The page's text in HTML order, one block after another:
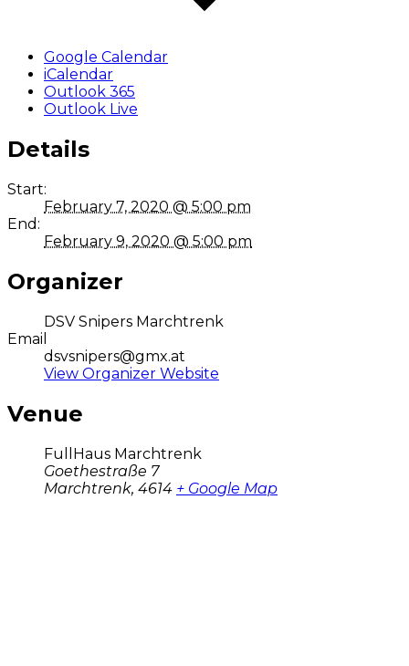
Google Calendar
iCalendar
Outlook 365
Outlook Live
Details
Start:
February 7, 2020 @ 5:00 pm
End:
February 9, 2020 @ 5:00 pm
Organizer
DSV Snipers Marchtrenk
Email
dsvsnipers@gmx.at
View Organizer Website
Venue
FullHaus Marchtrenk
Goethestraße 7
Marchtrenk, 4614 + Google Map